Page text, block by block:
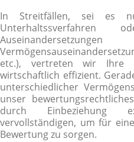
In Streitfällen, sei es
Unterhaltssverfahren
etc.), vertreten wir Ihre
wirtschaftlich effizient.
unterschiedlicher
unser
durch Einbeziehung
vervollständigen, um für
Bewertung zu sorgen.